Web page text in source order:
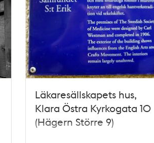
Läkaresällskapets hus,
Klara Östra Kyrkogata 10
(Hägern Större 9)